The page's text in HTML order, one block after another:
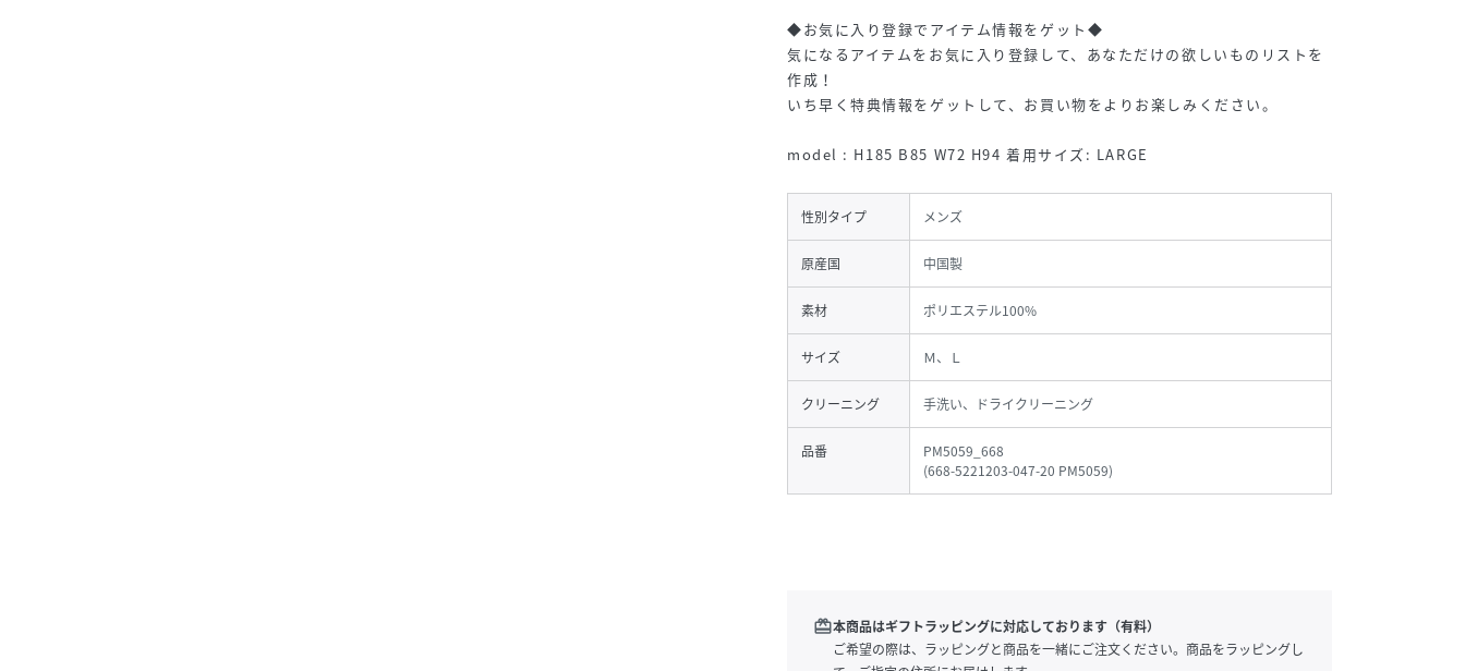
◆お気に入り登録でアイテム情報をゲット◆
気になるアイテムをお気に入り登録して、あなただけの欲しいものリストを
作成！
いち早く特典情報をゲットして、お買い物をよりお楽しみください。
model : H185 B85 W72 H94 着用サイズ: LARGE
性別タイプ メンズ
原産国 中国製
素材 ポリエステル100%
サイズ Ｍ、Ｌ
クリーニング 手洗い、ドライクリーニング
品番
PM5059_668
(668-5221203-047-20 PM5059)
redeem本商品はギフトラッピングに対応しております（有料）
ご希望の際は、ラッピングと商品を一緒にご注文ください。商品をラッピングし